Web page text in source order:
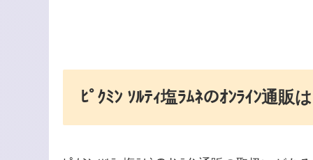
ﾋﾟｸﾐﾝ ｿﾙﾃｨ塩ﾗﾑﾈのｵﾝﾗｲﾝ通販